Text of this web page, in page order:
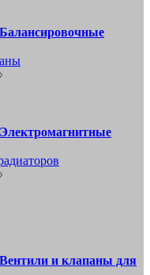
и клапаны для